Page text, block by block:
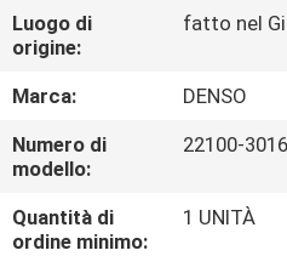
CIRCA
NOI
GIRO
DELLA
FABBRICA
Luogo di
origine:
fatto nel
Marca:
DENSO
Numero di
modello:
22100-
Quantità di
ordine minimo:
1 UNITÀ